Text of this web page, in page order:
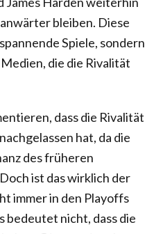
bleiben. Diese
Spiele, sondern
die die Rivalität
dass die Rivalität
hat, da die
des früheren
ist das wirklich der
immer in den Playoffs
bedeutet nicht, dass die